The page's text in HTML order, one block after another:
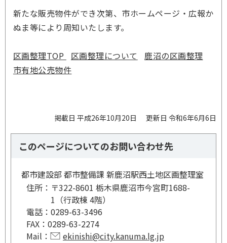
新たな販売物件ができ次第、市ホームページ・広報か
ぬま等により周知いたします。
区画整理TOP 区画整理について
鹿沼の区画整理
市有地公売物件
掲載日 平成26年10月20日 更新日 令和6年6月6日
このページについてのお問い合わせ先
都市建設部 都市整備課 新鹿沼駅西土地区画整理室
住所： 〒322-8601 栃木県鹿沼市今宮町1688-
1（行政棟 4階）
電話： 0289-63-3496
FAX： 0289-63-2274
Mail：
ekinishi@city.kanuma.lg.jp